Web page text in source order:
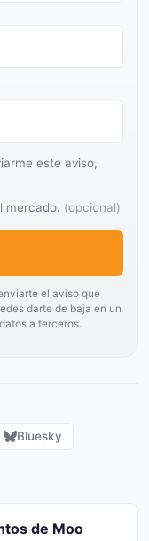
este aviso,
mercado. (opcional)
el aviso que
darte de baja en un
a terceros.
Bluesky
de Moo